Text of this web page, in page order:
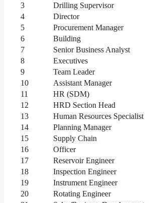
3
Drilling Supervisor
4
Director
5
Procurement Manager
6
Building
7
Senior Business Analyst
8
Executives
9
Team Leader
10
Assistant Manager
11
HR (SDM)
12
HRD Section Head
13
Human Resources Specialist
14
Planning Manager
15
Supply Chain
16
Officer
17
Reservoir Engineer
18
Inspection Engineer
19
Instrument Engineer
20
Rotating Engineer